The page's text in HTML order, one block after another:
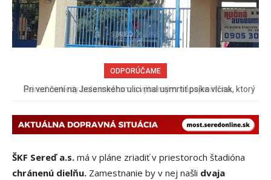
ODPORÚČAME
Pri venčení na Jesenského ulici mal usmrtiť psíka vlčiak, ktorý
ŠKF Sereď a.s. má v pláne zriadiť v priestoroch štadióna
chránenú dielňu. Zamestnanie by v nej našli dvaja